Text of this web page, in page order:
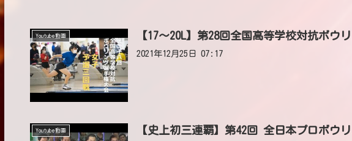
Youtube動画 【17～20L】第28回全国高等学校対抗ボ
2021年12月25日 07:17
Youtube動画
【史上初三連覇】第42回 全日本プロボウリング選手権大会 決勝ステップラダ